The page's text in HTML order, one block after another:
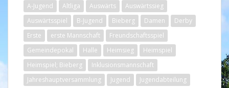
A-Jugend Altliga Auswärts
Auswärtssieg
Auswärtsspiel
B-Jugend Bieberg Damen
Derby
Erste
erste Mannschaft
Freundschaftsspiel
Gemeindepokal
Halle Heimsieg
Heimspiel
Heimspiel; Bieberg
Inklusionsmannschaft
Jahreshauptversammlung
Jugend
Jugendabteilung